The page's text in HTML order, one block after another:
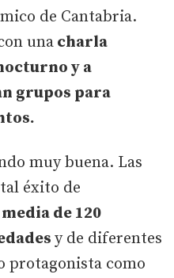
de Cantabria.
una charla
y a
grupos para
muy buena. Las
éxito de
de 120
y de diferentes
protagonista como